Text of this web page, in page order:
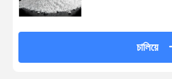
চালিয়ে